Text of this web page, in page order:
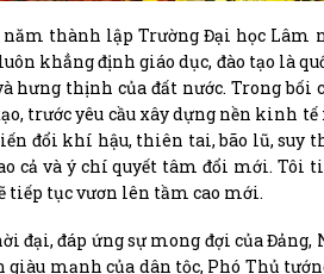
thành lập Trường Đại học Lâm
khẳng định giáo dục, đào tạo là
hưng thịnh của đất nước. Trong bối
trước yêu cầu xây dựng nền kinh
đổi khí hậu, thiên tai, bão lũ,
cả và ý chí quyết tâm đổi mới.
tiếp tục vươn lên tầm cao mới.
đại, đáp ứng sự mong đợi của
mạnh của dân tộc, Phó Thủ